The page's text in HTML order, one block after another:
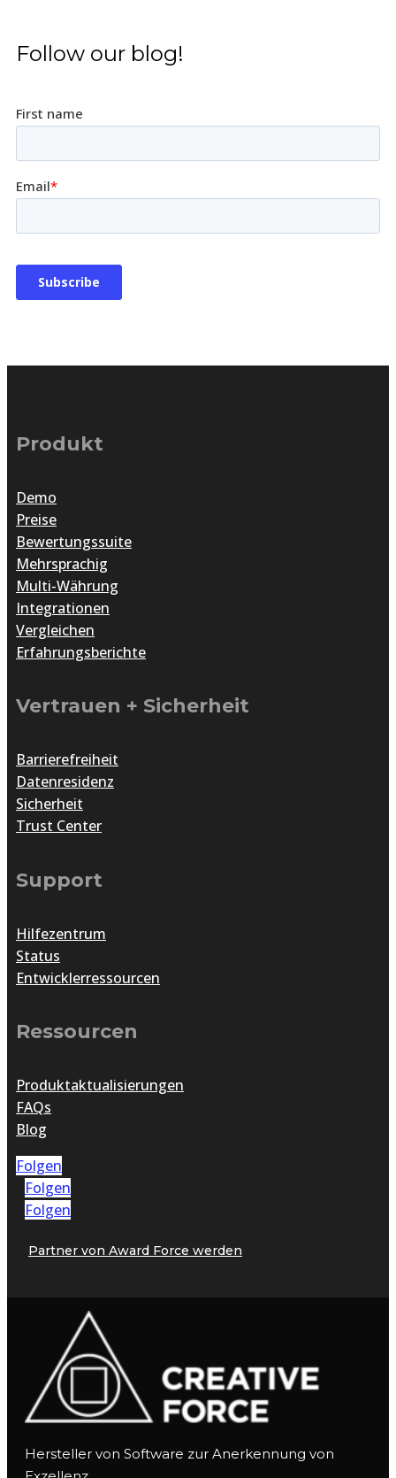
Follow our blog!
Produkt
Demo
Preise
Bewertungssuite
Mehrsprachig
Multi-Währung
Integrationen
Vergleichen
Erfahrungsberichte
Vertrauen + Sicherheit
Barrierefreiheit
Datenresidenz
Sicherheit
Trust Center
Support
Hilfezentrum
Status
Entwicklerressourcen
Ressourcen
Produktaktualisierungen
FAQs
Blog
Folgen
Folgen
Folgen
Partner von Award Force werden
Hersteller von Software zur Anerkennung von